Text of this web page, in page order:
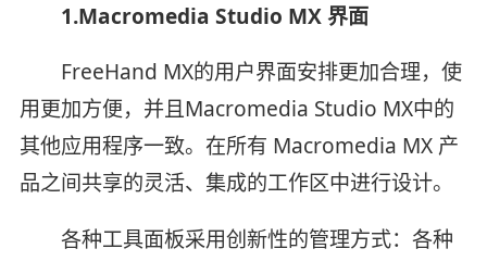
1.Macromedia Studio MX 界面
FreeHand MX的用户界面安排更加合理，使
用更加方便，并且Macromedia Studio MX中的
其他应用程序一致。在所有 Macromedia MX 产
品之间共享的灵活、集成的工作区中进行设计。
各种工具面板采用创新性的管理方式：各种